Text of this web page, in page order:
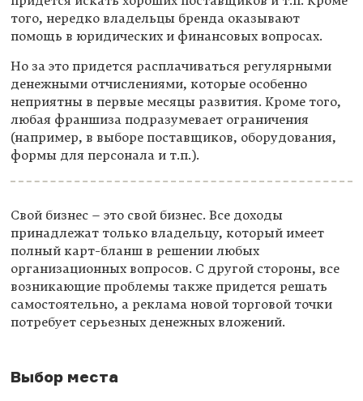
того, нередко владельцы бренда оказывают
помощь в юридических и финансовых вопросах.
Но за это придется расплачиваться регулярными
денежными отчислениями, которые особенно
неприятны в первые месяцы развития. Кроме того,
любая франшиза подразумевает ограничения
(например, в выборе поставщиков, оборудования,
формы для персонала и т.п.).
Свой бизнес – это свой бизнес. Все доходы
принадлежат только владельцу, который имеет
полный карт-бланш в решении любых
организационных вопросов. С другой стороны, все
возникающие проблемы также придется решать
самостоятельно, а реклама новой торговой точки
потребует серьезных денежных вложений.
Выбор места